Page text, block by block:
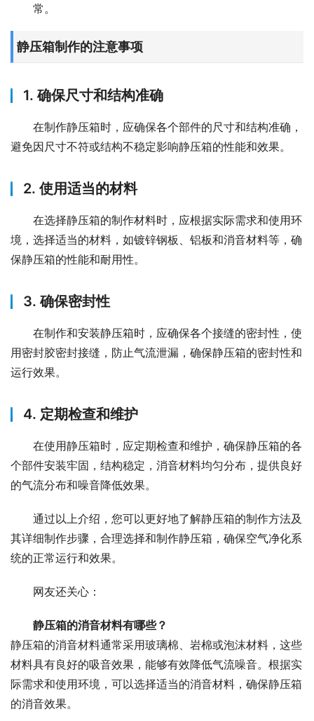
常。
静压箱制作的注意事项
1. 确保尺寸和结构准确
在制作静压箱时，应确保各个部件的尺寸和结构准确，
避免因尺寸不符或结构不稳定影响静压箱的性能和效果。
2. 使用适当的材料
在选择静压箱的制作材料时，应根据实际需求和使用环
境，选择适当的材料，如镀锌钢板、铝板和消音材料等，确
保静压箱的性能和耐用性。
3. 确保密封性
在制作和安装静压箱时，应确保各个接缝的密封性，使
用密封胶密封接缝，防止气流泄漏，确保静压箱的密封性和
运行效果。
4. 定期检查和维护
在使用静压箱时，应定期检查和维护，确保静压箱的各
个部件安装牢固，结构稳定，消音材料均匀分布，提供良好
的气流分布和噪音降低效果。
通过以上介绍，您可以更好地了解静压箱的制作方法及
其详细制作步骤，合理选择和制作静压箱，确保空气净化系
统的正常运行和效果。
网友还关心：
静压箱的消音材料有哪些？
静压箱的消音材料通常采用玻璃棉、岩棉或泡沫材料，这些
材料具有良好的吸音效果，能够有效降低气流噪音。根据实
际需求和使用环境，可以选择适当的消音材料，确保静压箱
的消音效果。